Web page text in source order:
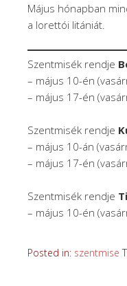
Május hónapban
a lorettói litániát.
Szentmisék rendje
– május 10-én
– május 17-én
Szentmisék rendje
– május 10-án
– május 17-én
Szentmisék rendje
– május 10-én
Posted in: szentmise